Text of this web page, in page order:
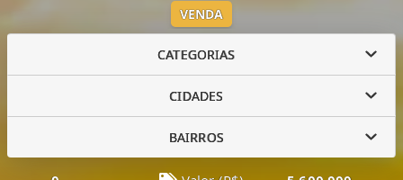
VENDA
CATEGORIAS
CIDADES
BAIRROS